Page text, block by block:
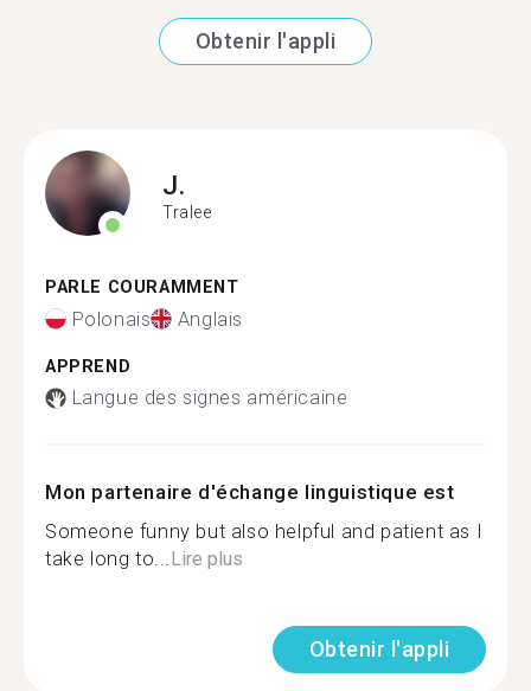
Obtenir l'appli
J.
Tralee
PARLE COURAMMENT
Polonais Anglais
APPREND
Langue des signes américaine
Mon partenaire d'échange linguistique est
Someone funny but also helpful and patient as I
take long to...Lire plus
Obtenir l'appli